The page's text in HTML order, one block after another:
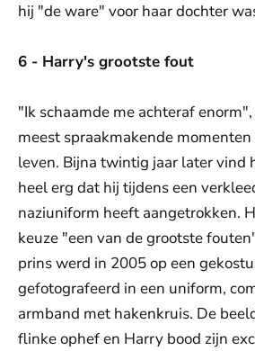
hij "de ware" voor haar dochter
6 - Harry's grootste fout
"Ik schaamde me achteraf
meest spraakmakende
leven. Bijna twintig jaar later vind
heel erg dat hij tijdens een
naziuniform heeft aangetrokken.
keuze "een van de grootste
prins werd in 2005 op een
gefotografeerd in een uniform,
armband met hakenkruis. De
flinke ophef en Harry bood zijn